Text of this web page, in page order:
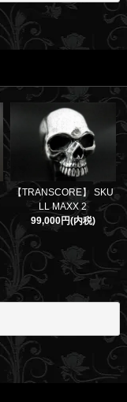
【TRANSCORE】 SKU
LL MAXX 2
99,000円(内税)